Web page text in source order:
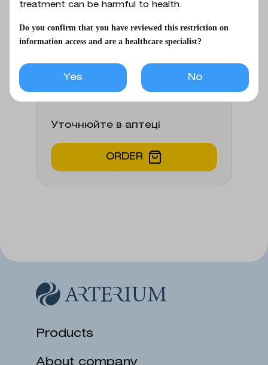
Уточнюйте в аптеці
ORDER
treatment can be harmful to health.
Do you confirm that you have reviewed this restriction on
information access and are a healthcare specialist?
Yes No
Products
About company